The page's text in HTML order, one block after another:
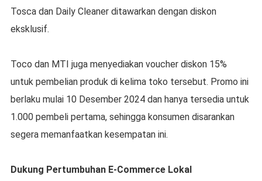
Tosca dan Daily Cleaner ditawarkan dengan diskon
eksklusif.
Toco dan MTI juga menyediakan voucher diskon 15%
untuk pembelian produk di kelima toko tersebut. Promo ini
berlaku mulai 10 Desember 2024 dan hanya tersedia untuk
1.000 pembeli pertama, sehingga konsumen disarankan
segera memanfaatkan kesempatan ini.
Dukung Pertumbuhan E-Commerce Lokal